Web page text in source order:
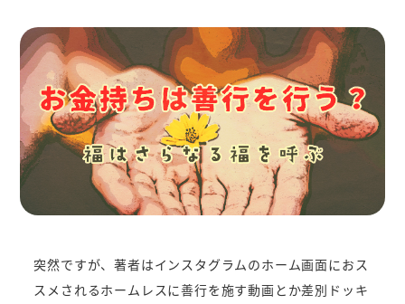
突然ですが、著者はインスタグラムのホーム画面におス
スメされるホームレスに善行を施す動画とか差別ドッキ